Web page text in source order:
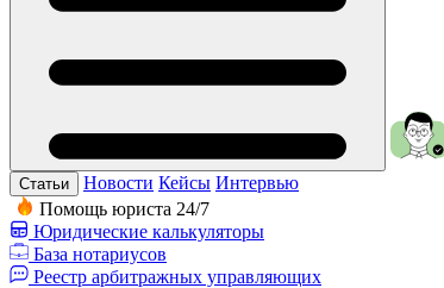
Статьи Новости Кейсы Интервью
Помощь юриста 24/7
Юридические калькуляторы
База нотариусов
Реестр арбитражных управляющих